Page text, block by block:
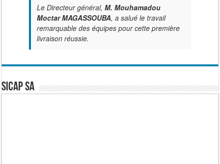
Le Directeur général, M. Mouhamadou
Moctar MAGASSOUBA, a salué le travail
remarquable des équipes pour cette première
livraison réussie.
SICAP SA